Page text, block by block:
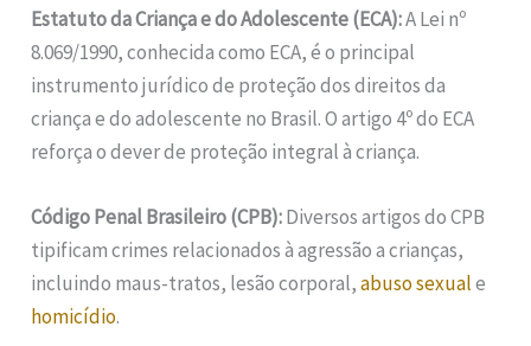
Estatuto da Criança e do Adolescente (ECA):A Lei nº
8.069/1990, conhecida como ECA, é o principal
instrumento jurídico de proteção dos direitos da
criança e do adolescente no Brasil. O artigo 4º do ECA
reforça o dever de proteção integral à criança.
Código Penal Brasileiro (CPB):Diversos artigos do CPB
tipificam crimes relacionados à agressão a crianças,
incluindo maus-tratos, lesão corporal,abuso sexuale
homicídio.